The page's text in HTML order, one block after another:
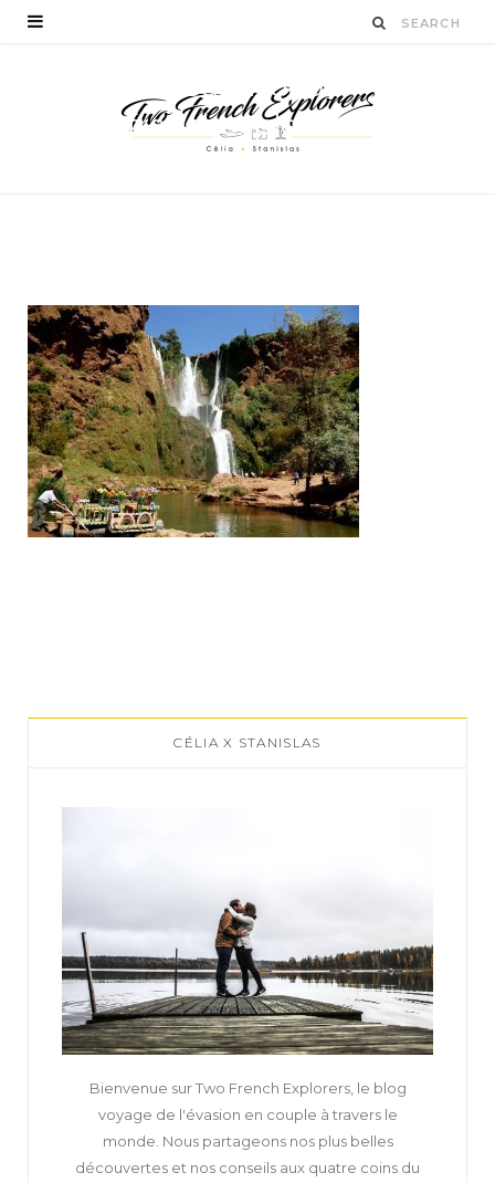
cascadesdouzoud-
twofrenchexplorers-
blogvoyage
CÉLIA X STANISLAS
Bienvenue sur Two French Explorers, le blog
voyage de l'évasion en couple à travers le
monde. Nous partageons nos plus belles
découvertes et nos conseils aux quatre coins du